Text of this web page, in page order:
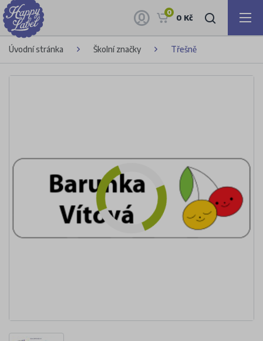
0
0 Kč
Úvodní stránka Školní značky Třešně